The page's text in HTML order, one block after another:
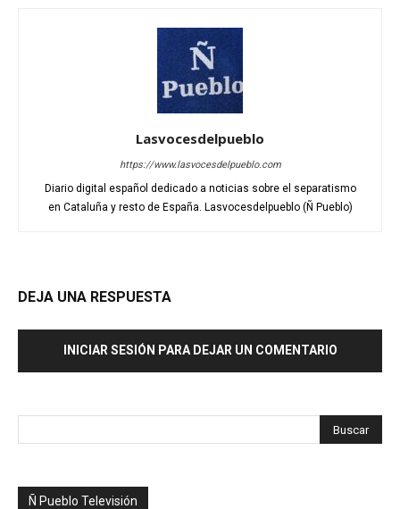
Lasvocesdelpueblo
https://www.lasvocesdelpueblo.com
Diario digital español dedicado a noticias sobre el separatismo
en Cataluña y resto de España. Lasvocesdelpueblo (Ñ Pueblo)
DEJA UNA RESPUESTA
INICIAR SESIÓN PARA DEJAR UN COMENTARIO
Ñ Pueblo Televisión